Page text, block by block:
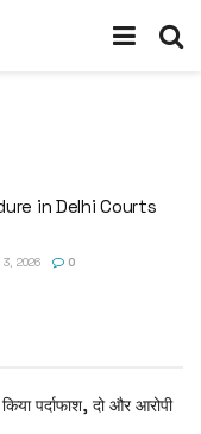
in Delhi Courts
3, 2026 0
पर्दाफाश, दो और आरोपी